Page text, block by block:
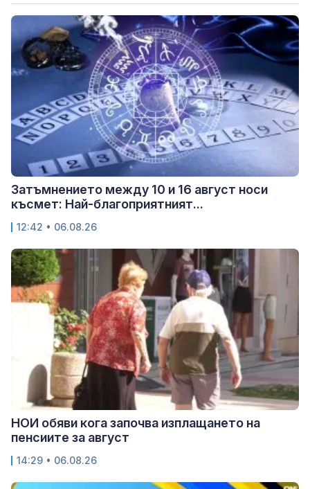
Затъмнението между 10 и 16 август носи
късмет: Най-благоприятният...
12:42 • 06.08.26
НОИ обяви кога започва изплащането на
пенсиите за август
14:29 • 06.08.26